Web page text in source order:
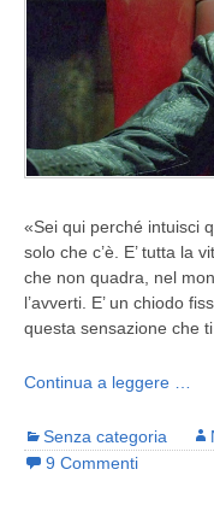
«Sei qui perché intuisci
solo che c’è. E’ tutta la
che non quadra, nel
l’avverti. E’ un chiodo
questa sensazione che
Continua a leggere …
Senza categoria
9 Commenti